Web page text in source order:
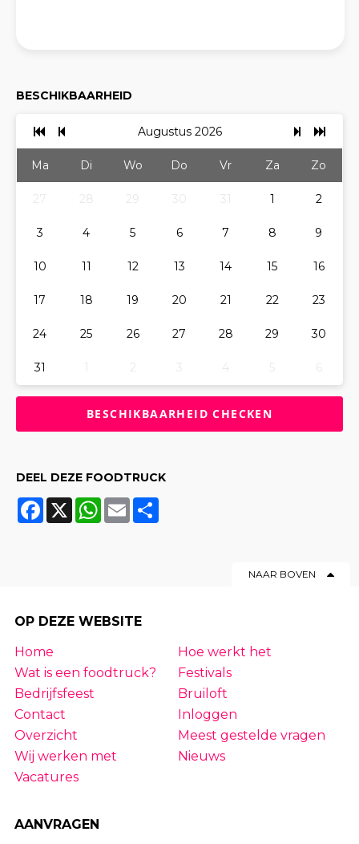
BESCHIKBAARHEID
Augustus 2026
Ma Di Wo Do Vr Za Zo
1 2
3 4 5 6 7 8 9
10 11 12 13 14 15 16
17 18 19 20 21 22 23
24 25 26 27 28 29 30
31
DEEL DEZE FOODTRUCK
Facebook
X WhatsApp
Email
NAAR BOVEN
OP DEZE WEBSITE
Home
Hoe werkt het
Wat is een foodtruck?
Festivals
Bedrijfsfeest
Bruiloft
Contact
Inloggen
Overzicht
Meest gestelde vragen
Wij werken met
Nieuws
Vacatures
AANVRAGEN